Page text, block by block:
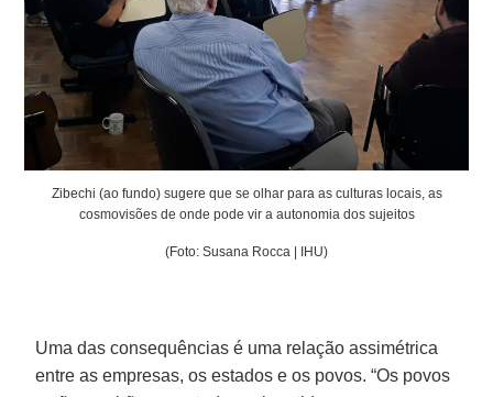
Zibechi (ao fundo) sugere que se olhar para as culturas locais, as
cosmovisões de onde pode vir a autonomia dos sujeitos
(Foto: Susana Rocca | IHU)
Uma das consequências é uma relação assimétrica
entre as empresas, os estados e os povos. “Os povos